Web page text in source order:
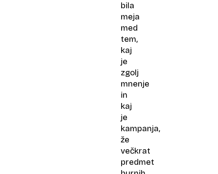
bila
meja
med
tem,
kaj
je
zgolj
mnenje
in
kaj
je
kampanja,
že
večkrat
predmet